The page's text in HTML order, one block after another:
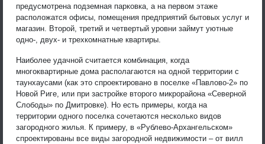
предусмотрена подземная парковка, а на первом этаже
расположатся офисы, помещения предприятий бытовых услуг и
магазин. Второй, третий и четвертый уровни займут уютные
одно-, двух- и трехкомнатные квартиры.
Наиболее удачной считается комбинация, когда
многоквартирные дома располагаются на одной территории с
таунхаусами (как это спроектировано в поселке «Павлово-2» по
Новой Риге, или при застройке второго микрорайона «Северной
Слободы» по Дмитровке). Но есть примеры, когда на
территории одного поселка сочетаются несколько видов
загородного жилья. К примеру, в «Рублево-Архангельском»
спроектированы все виды загородной недвижимости – от вилл